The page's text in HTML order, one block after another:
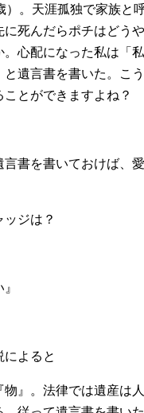
）。天涯孤独で家族と
に死んだらポチはどう
。心配になった私は「
と遺言書を書いた。こ
とができますよね？
言書を書いておけば、
ッジは？
によると
物』。法律では遺産は